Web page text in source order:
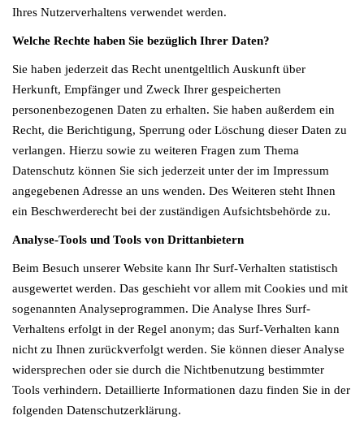
Ihres Nutzerverhaltens verwendet werden.
Welche Rechte haben Sie bezüglich Ihrer Daten?
Sie haben jederzeit das Recht unentgeltlich Auskunft über
Herkunft, Empfänger und Zweck Ihrer gespeicherten
personenbezogenen Daten zu erhalten. Sie haben außerdem ein
Recht, die Berichtigung, Sperrung oder Löschung dieser Daten zu
verlangen. Hierzu sowie zu weiteren Fragen zum Thema
Datenschutz können Sie sich jederzeit unter der im Impressum
angegebenen Adresse an uns wenden. Des Weiteren steht Ihnen
ein Beschwerderecht bei der zuständigen Aufsichtsbehörde zu.
Analyse-Tools und Tools von Drittanbietern
Beim Besuch unserer Website kann Ihr Surf-Verhalten statistisch
ausgewertet werden. Das geschieht vor allem mit Cookies und mit
sogenannten Analyseprogrammen. Die Analyse Ihres Surf-
Verhaltens erfolgt in der Regel anonym; das Surf-Verhalten kann
nicht zu Ihnen zurückverfolgt werden. Sie können dieser Analyse
widersprechen oder sie durch die Nichtbenutzung bestimmter
Tools verhindern. Detaillierte Informationen dazu finden Sie in der
folgenden Datenschutzerklärung.